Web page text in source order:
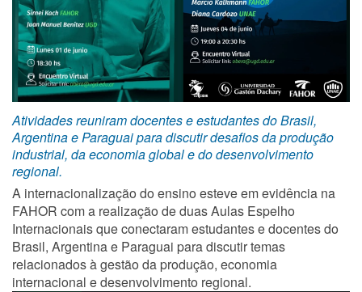
Atividades reuniram docentes e estudantes do Brasil,
Argentina e Paraguai para discutir desafios da produção
industrial, da economia global e do desenvolvimento
regional.
A internacionalização do ensino esteve em evidência na
FAHOR com a realização de duas Aulas Espelho
Internacionais que conectaram estudantes e docentes do
Brasil, Argentina e Paraguai para discutir temas
relacionados à gestão da produção, economia
internacional e desenvolvimento regional.